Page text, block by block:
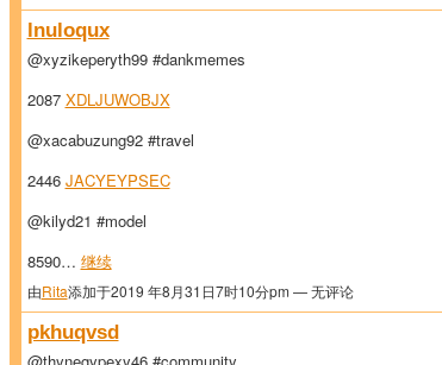
lnuloqux
@xyzikeperyth99 #dankmemes
2087 XDLJUWOBJX
@xacabuzung92 #travel
2446 JACYEYPSEC
@kilyd21 #model
8590… 继续
由Rita添加于2019 年8月31日7时10分pm — 无评论
pkhuqvsd